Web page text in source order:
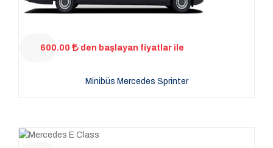
600.00 den başlayan fiyatlar ile
Minibüs Mercedes Sprinter